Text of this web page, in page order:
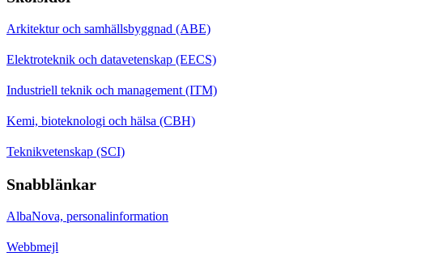
Arkitektur och samhällsbyggnad (ABE)
Elektroteknik och datavetenskap (EECS)
Industriell teknik och management (ITM)
Kemi, bioteknologi och hälsa (CBH)
Teknikvetenskap (SCI)
Snabblänkar
AlbaNova, personalinformation
Webbmejl